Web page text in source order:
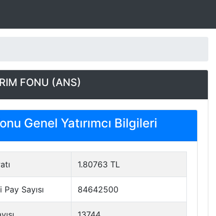
FONU (ANS)
Genel Yatırımcı Bilgileri
1.80763 TL
Sayısı 84642500